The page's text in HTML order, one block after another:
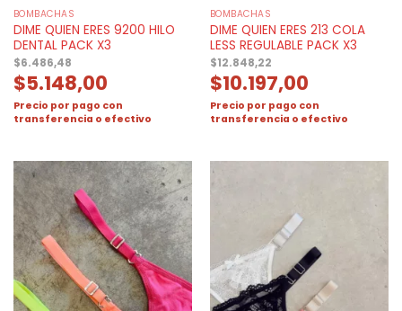
BOMBACHAS
DIME QUIEN ERES 9200 HILO
DENTAL PACK X3
$6.486,48
$5.148,00
Precio por pago con
transferencia o efectivo
BOMBACHAS
DIME QUIEN ERES 213 COLA
LESS REGULABLE PACK X3
$12.848,22
$10.197,00
Precio por pago con
transferencia o efectivo